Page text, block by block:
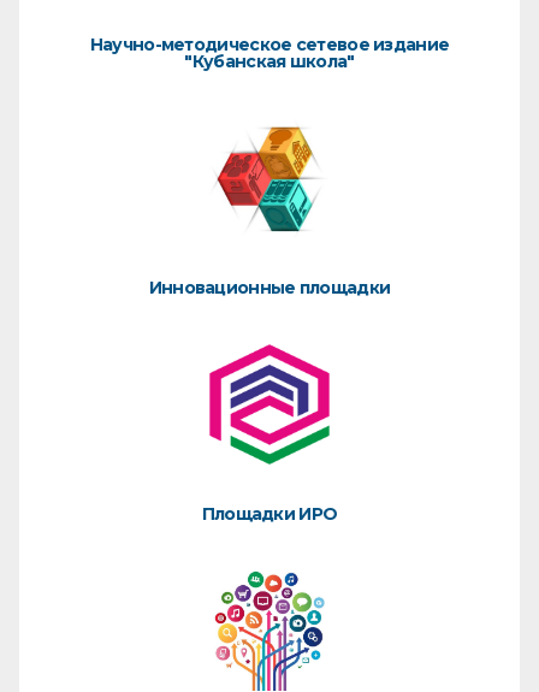
Научно-методическое сетевое издание
"Кубанская школа"
Инновационные площадки
Площадки ИРО